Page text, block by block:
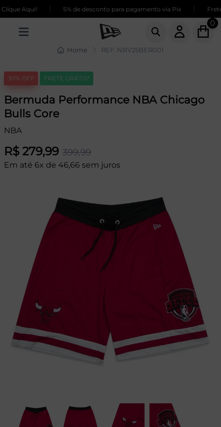
Aqui! 5% de desconto para pagamento via Pix Frete
0
Home REF: NBV25BER001
30% OFF FRETE GRÁTIS*
Bermuda Performance NBA Chicago
Bulls Core
NBA
R$ 279,99 399,99
Em até 6x de 46,66 sem juros